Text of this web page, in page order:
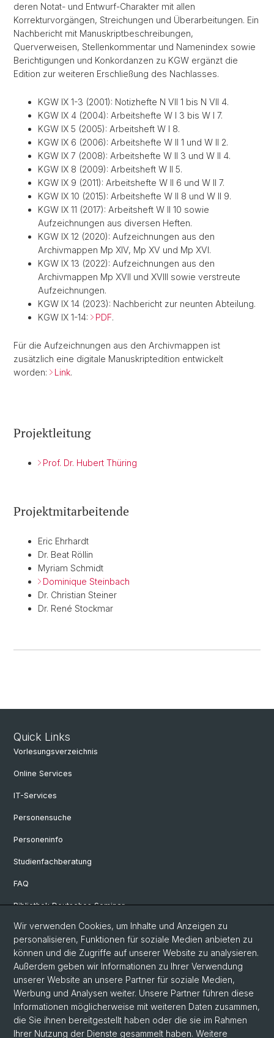
deren Notat- und Entwurf-Charakter mit allen
Korrekturvorgängen, Streichungen und Überarbeitungen. Ein
Nachbericht mit Manuskriptbeschreibungen,
Querverweisen, Stellenkommentar und Namenindex sowie
Berichtigungen und Konkordanzen zu KGW ergänzt die
Edition zur weiteren Erschließung des Nachlasses.
KGW IX 1-3 (2001): Notizhefte N VII 1 bis N VII 4.
KGW IX 4 (2004): Arbeitshefte W I 3 bis W I 7.
KGW IX 5 (2005): Arbeitsheft W I 8.
KGW IX 6 (2006): Arbeitshefte W II 1 und W II 2.
KGW IX 7 (2008): Arbeitshefte W II 3 und W II 4.
KGW IX 8 (2009): Arbeitsheft W II 5.
KGW IX 9 (2011): Arbeitshefte W II 6 und W II 7.
KGW IX 10 (2015): Arbeitshefte W II 8 und W II 9.
KGW IX 11 (2017): Arbeitsheft W II 10 sowie
Aufzeichnungen aus diversen Heften.
KGW IX 12 (2020): Aufzeichnungen aus den
Archivmappen Mp XIV, Mp XV und Mp XVI.
KGW IX 13 (2022): Aufzeichnungen aus den
Archivmappen Mp XVII und XVIII sowie verstreute
Aufzeichnungen.
KGW IX 14 (2023): Nachbericht zur neunten Abteilung.
KGW IX 1-14:
PDF.
Für die Aufzeichnungen aus den Archivmappen ist
zusätzlich eine digitale Manuskriptedition entwickelt
worden:
Link.
Projektleitung
Prof. Dr. Hubert Thüring
Projektmitarbeitende
Eric Ehrhardt
Dr. Beat Röllin
Myriam Schmidt
Dominique Steinbach
Dr. Christian Steiner
Dr. René Stockmar
Quick Links
Vorlesungsverzeichnis
Online Services
IT-Services
Personensuche
Personeninfo
Studienfachberatung
FAQ
Bibliothek Deutsches Seminar
Neuere deutsche Literaturwissenschaft
Germanistische Mediävistik
Deutsche Sprachwissenschaft
© Universität Basel
Philosophisch-Historische Fakultät
Wir verwenden Cookies, um Inhalte und Anzeigen zu
personalisieren, Funktionen für soziale Medien anbieten zu
können und die Zugriffe auf unserer Website zu analysieren.
Außerdem geben wir Informationen zu Ihrer Verwendung
unserer Website an unsere Partner für soziale Medien,
Werbung und Analysen weiter. Unsere Partner führen diese
Informationen möglicherweise mit weiteren Daten zusammen,
die Sie ihnen bereitgestellt haben oder die sie im Rahmen
Ihrer Nutzung der Dienste gesammelt haben. Weitere